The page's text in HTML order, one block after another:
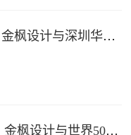
金枫动态 | 金枫设计与深圳华强集团携手打造华强商业旗舰项目——宝安华强广场美食街区
金枫新闻｜金枫设计与世界500强—索迪斯集团合作，携手打造广州星河湾中心美食广场